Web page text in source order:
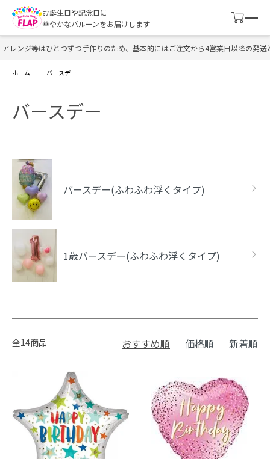
お誕生日や記念日に
華やかなバルーンをお届けします
レンジ等はひとつずつ手作りのため、基本的にはご注文から4営業日以降の発送
ホーム バースデー
バースデー
バースデー(ふわふわ浮くタイプ)
1歳バースデー(ふわふわ浮くタイプ)
全14商品 おすすめ順 価格順 新着順